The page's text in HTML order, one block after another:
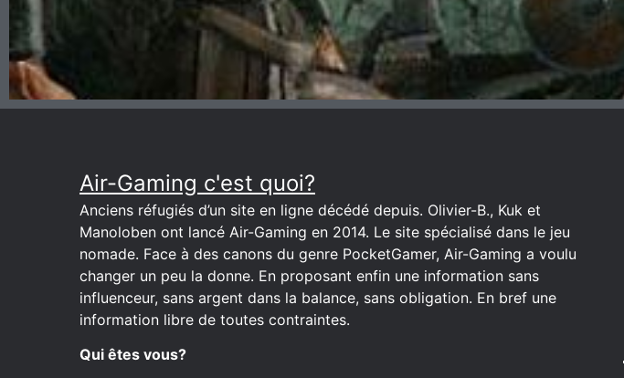
Air-Gaming c'est quoi?
Anciens réfugiés d’un site en ligne décédé depuis. Olivier-B., Kuk et
Manoloben ont lancé Air-Gaming en 2014. Le site spécialisé dans le jeu
nomade. Face à des canons du genre PocketGamer, Air-Gaming a voulu
changer un peu la donne. En proposant enfin une information sans
influenceur, sans argent dans la balance, sans obligation. En bref une
information libre de toutes contraintes.
Qui êtes vous?